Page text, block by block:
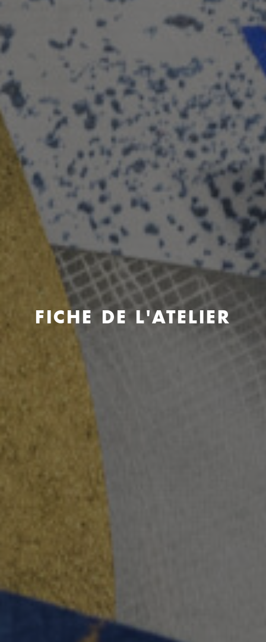
FICHE DE L'ATELIER